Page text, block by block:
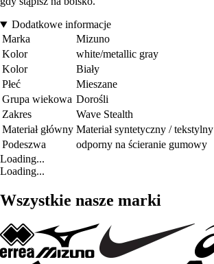
Dodatkowe informacje
Marka
Mizuno
Kolor
white/metallic gray
Kolor
Biały
Płeć
Mieszane
Grupa wiekowa Dorośli
Zakres
Wave Stealth
Materiał główny Materiał syntetyczny / tekstylny
Podeszwa
odporny na ścieranie gumowy
Loading...
Loading...
Wszystkie nasze marki